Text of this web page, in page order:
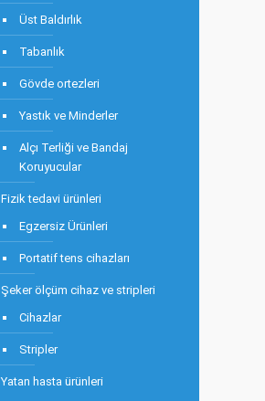
Üst Baldırlık
Tabanlık
Gövde ortezleri
Yastık ve Minderler
Alçı Terliği ve Bandaj
Koruyucular
Fizik tedavi ürünleri
Egzersiz Ürünleri
Portatif tens cihazları
Şeker ölçüm cihaz ve stripleri
Cihazlar
Stripler
Yatan hasta ürünleri